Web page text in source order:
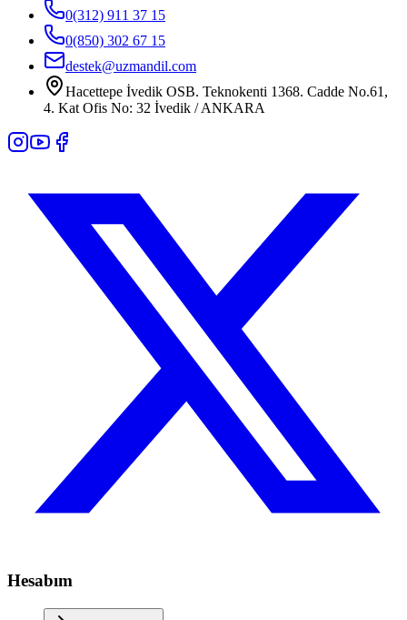
0(312) 911 37 15
0(850) 302 67 15
destek@uzmandil.com
Hacettepe İvedik OSB. Teknokenti 1368. Cadde No.61,
4. Kat Ofis No: 32 İvedik / ANKARA
Hesabım